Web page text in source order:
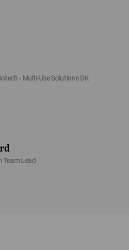
- Multi-Use Solutions DK
Team Lead